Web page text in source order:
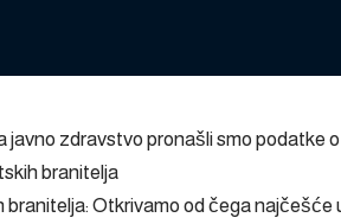
zdravstvo pronašli smo podatke
branitelja
Otkrivamo od čega najčešće